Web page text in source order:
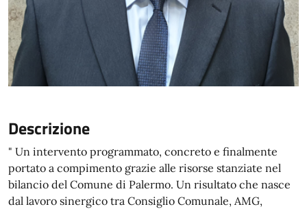
Descrizione
" Un intervento programmato, concreto e finalmente
portato a compimento grazie alle risorse stanziate nel
bilancio del Comune di Palermo. Un risultato che nasce
dal lavoro sinergico tra Consiglio Comunale, AMG,